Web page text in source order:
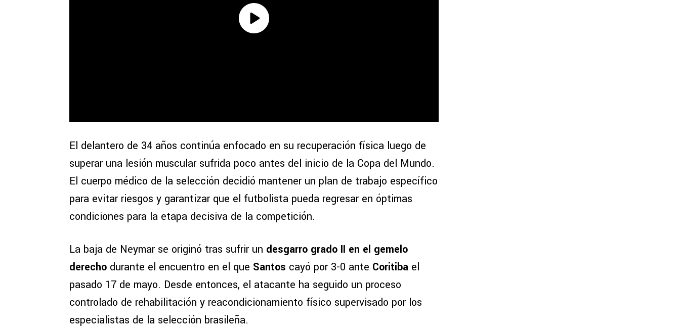
El delantero de 34 años continúa enfocado en su recuperación física luego de
superar una lesión muscular sufrida poco antes del inicio de la Copa del Mundo.
El cuerpo médico de la selección decidió mantener un plan de trabajo específico
para evitar riesgos y garantizar que el futbolista pueda regresar en óptimas
condiciones para la etapa decisiva de la competición.
La baja de Neymar se originó tras sufrir un desgarro grado II en el gemelo
derecho durante el encuentro en el que Santos cayó por 3-0 ante Coritiba el
pasado 17 de mayo. Desde entonces, el atacante ha seguido un proceso
controlado de rehabilitación y reacondicionamiento físico supervisado por los
especialistas de la selección brasileña.